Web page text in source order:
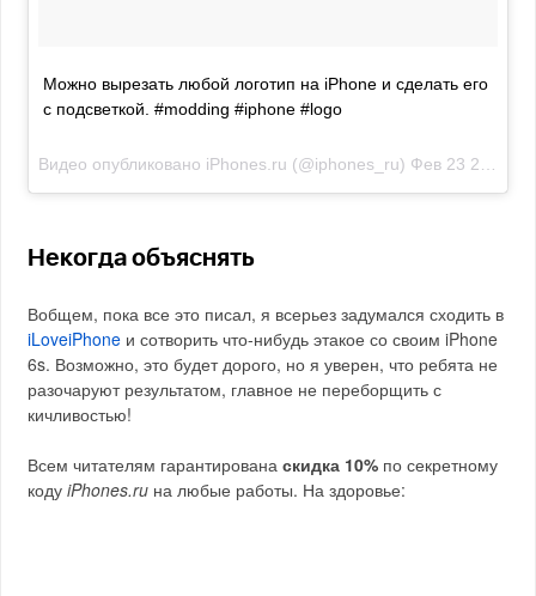
Можно вырезать любой логотип на iPhone и сделать его
с подсветкой. #modding #iphone #logo
Видео опубликовано iPhones.ru (@iphones_ru) Фев 23 2016 в 11:54 PST
Некогда объяснять
Вобщем, пока все это писал, я всерьез задумался сходить в
iLoveiPhone и сотворить что-нибудь этакое со своим iPhone
6s. Возможно, это будет дорого, но я уверен, что ребята не
разочаруют результатом, главное не переборщить с
кичливостью!
Всем читателям гарантированаскидка 10% по секретному
кодуiPhones.ru на любые работы. На здоровье: